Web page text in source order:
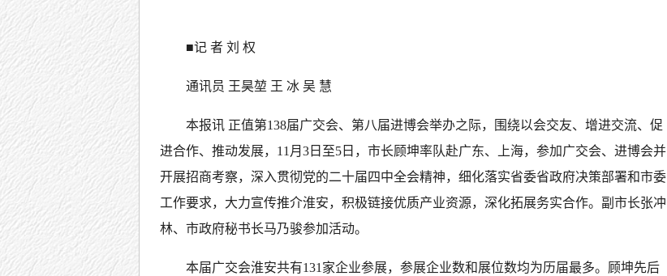
■记 者 刘 权
通讯员 王昊堃 王 冰 吴 慧
本报讯 正值第138届广交会、第八届进博会举办之际，围绕以会交友、增进交流、促
进合作、推动发展，11月3日至5日，市长顾坤率队赴广东、上海，参加广交会、进博会并
开展招商考察，深入贯彻党的二十届四中全会精神，细化落实省委省政府决策部署和市委
工作要求，大力宣传推介淮安，积极链接优质产业资源，深化拓展务实合作。副市长张冲
林、市政府秘书长马乃骏参加活动。
本届广交会淮安共有131家企业参展，参展企业数和展位数均为历届最多。顾坤先后